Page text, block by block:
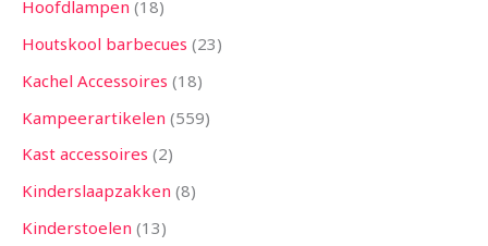
Hoofdlampen 18
Houtskool barbecues 23
Kachel Accessoires 18
Kampeerartikelen 559
Kast accessoires 2
Kinderslaapzakken 8
Kinderstoelen 13